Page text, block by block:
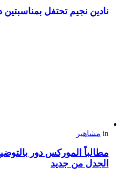
نادين نجيم تحتفل بمناسبتين
in مشاهير
مطالباً الموركس دور
الجدل من جديد